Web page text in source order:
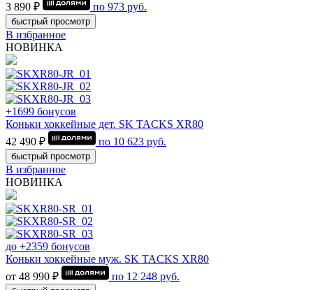
3 890 ₽
по 973 руб.
быстрый просмотр
В избранное
НОВИНКА
+1699 бонусов
Коньки хоккейные дет. SK TACKS XR80
42 490 ₽
по 10 623 руб.
быстрый просмотр
В избранное
НОВИНКА
до +2359 бонусов
Коньки хоккейные муж. SK TACKS XR80
от 48 990 ₽
по 12 248 руб.